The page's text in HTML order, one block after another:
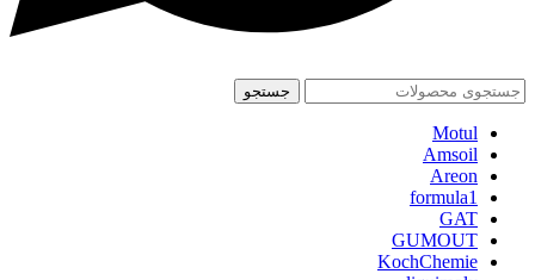
جستجو
Motul
Amsoil
Areon
formula1
GAT
GUMOUT
KochChemie